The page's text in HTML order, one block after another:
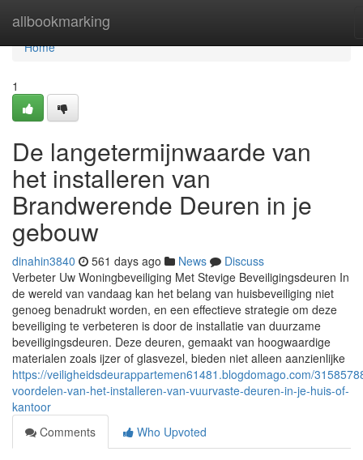
allbookmarking
Home
Home
1
De langetermijnwaarde van
het installeren van
Brandwerende Deuren in je
gebouw
dinahin3840 561 days ago News
Discuss
Verbeter Uw Woningbeveiliging Met Stevige Beveiligingsdeuren In
de wereld van vandaag kan het belang van huisbeveiliging niet
genoeg benadrukt worden, en een effectieve strategie om deze
beveiliging te verbeteren is door de installatie van duurzame
beveiligingsdeuren. Deze deuren, gemaakt van hoogwaardige
materialen zoals ijzer of glasvezel, bieden niet alleen aanzienlijke
https://veiligheidsdeurappartemen61481.blogdomago.com/
voordelen-van-het-installeren-van-vuurvaste-deuren-in-je-huis-of-
kantoor
Comments
Who Upvoted